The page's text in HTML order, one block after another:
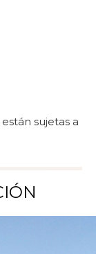
sujetas a